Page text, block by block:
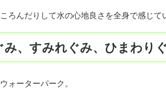
ろんだりして水の心地良さを全身で感じて
み、すみれぐみ、ひまわり
ォーターパーク。